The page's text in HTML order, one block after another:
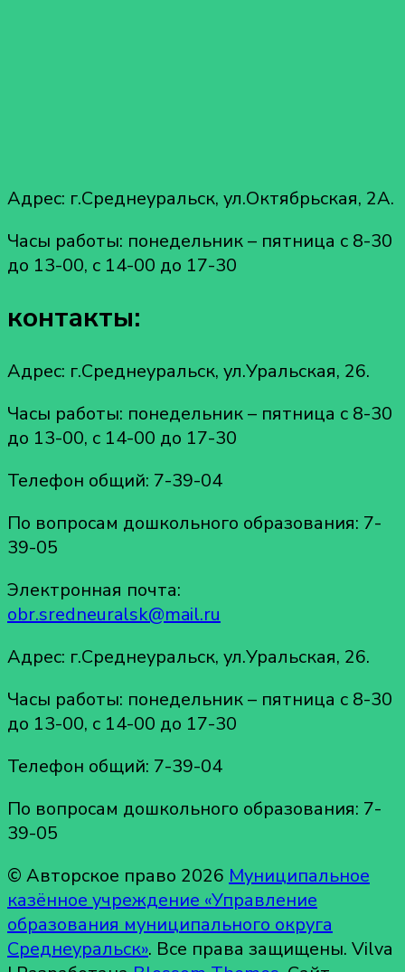
Адрес: г.Среднеуральск, ул.Октябрьская, 2А.
Часы работы: понедельник – пятница с 8-30
до 13-00, с 14-00 до 17-30
контакты:
Адрес: г.Среднеуральск, ул.Уральская, 26.
Часы работы: понедельник – пятница с 8-30
до 13-00, с 14-00 до 17-30
Телефон общий: 7-39-04
По вопросам дошкольного образования: 7-
39-05
Электронная почта:
obr.sredneuralsk@mail.ru
Адрес: г.Среднеуральск, ул.Уральская, 26.
Часы работы: понедельник – пятница с 8-30
до 13-00, с 14-00 до 17-30
Телефон общий: 7-39-04
По вопросам дошкольного образования: 7-
39-05
© Авторское право 2026 Муниципальное
казённое учреждение «Управление
образования муниципального округа
Среднеуральск». Все права защищены. Vilva